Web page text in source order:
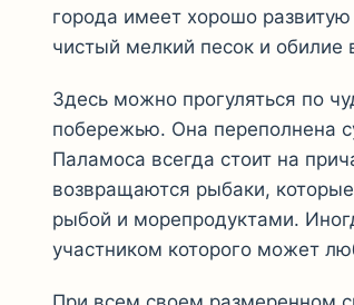
города имеет хорошо
чистый мелкий песок и обилие
Здесь можно прогуляться по
побережью. Она переполнена
Паламоса всегда стоит на
возвращаются рыбаки,
рыбой и морепродуктами.
участником которого может